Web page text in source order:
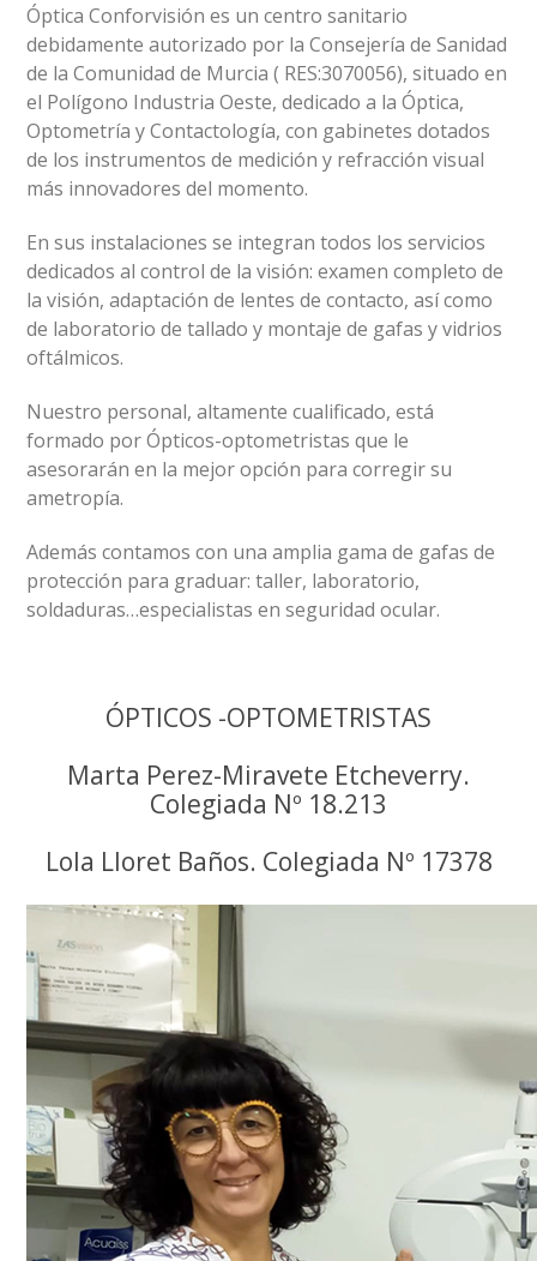
Óptica Conforvisión es un centro sanitario
debidamente autorizado por la Consejería de Sanidad
de la Comunidad de Murcia ( RES:3070056), situado en
el Polígono Industria Oeste, dedicado a la Óptica,
Optometría y Contactología, con gabinetes dotados
de los instrumentos de medición y refracción visual
más innovadores del momento.
En sus instalaciones se integran todos los servicios
dedicados al control de la visión: examen completo de
la visión, adaptación de lentes de contacto, así como
de laboratorio de tallado y montaje de gafas y vidrios
oftálmicos.
Nuestro personal, altamente cualificado, está
formado por Ópticos-optometristas que le
asesorarán en la mejor opción para corregir su
ametropía.
Además contamos con una amplia gama de gafas de
protección para graduar: taller, laboratorio,
soldaduras…especialistas en seguridad ocular.
ÓPTICOS -OPTOMETRISTAS
Marta Perez-Miravete Etcheverry.
Colegiada Nº 18.213
Lola Lloret Baños. Colegiada Nº 17378